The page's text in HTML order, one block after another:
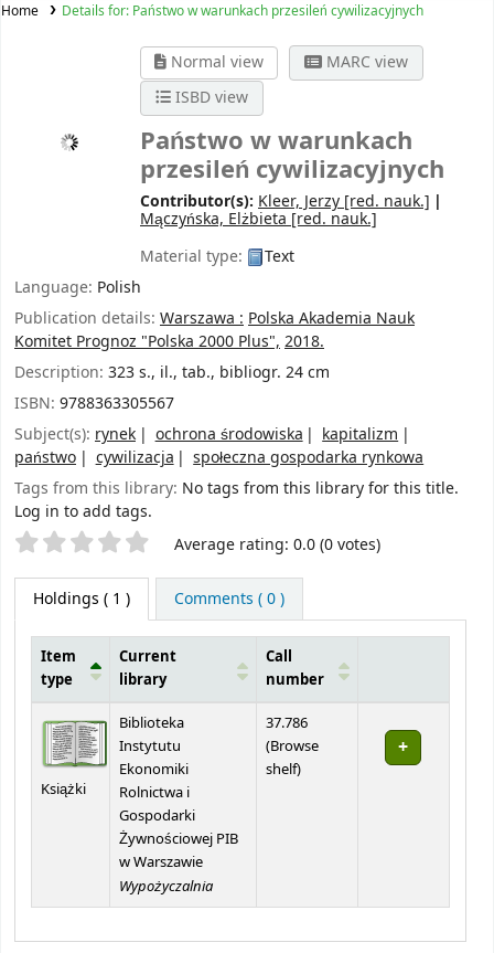
Home Details for: Państwo w warunkach przesileń cywilizacyjnych
Normal view
MARC view
ISBD view
Państwo w warunkach
przesileń cywilizacyjnych
Contributor(s): Kleer, Jerzy [red. nauk.]
Mączyńska, Elżbieta [red. nauk.]
Material type:
Text
Language: Polish
Publication details: Warszawa : Polska Akademia Nauk
Komitet Prognoz "Polska 2000 Plus", 2018.
Description: 323 s., il., tab., bibliogr. 24 cm
ISBN: 9788363305567
Subject(s): rynek ochrona środowiska
kapitalizm
państwo
cywilizacja
społeczna gospodarka rynkowa
Tags from this library: No tags from this library for this title.
Log in to add tags.
Star ratings Average rating: 0.0 (0 votes)
Holdings ( 1 ) Comments ( 0 )
Item
type
Current
library
Call
number
Książki
Biblioteka
Instytutu
Ekonomiki
Rolnictwa i
Gospodarki
Żywnościowej PIB
w Warszawie
Wypożyczalnia
37.786
(Browse
shelf(Opens below)
)